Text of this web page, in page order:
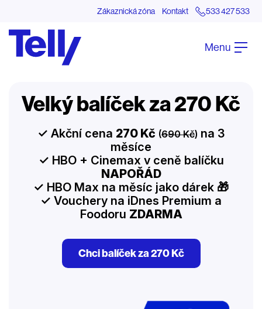
Zákaznická zóna Kontakt 533 427 533
Menu
Velký balíček za 270 Kč
✓ Akční cena 270 Kč (690 Kč) na 3
měsíce
✓ HBO + Cinemax v ceně balíčku
NAPOŘÁD
✓ HBO Max na měsíc jako dárek 🎁
✓ Vouchery na iDnes Premium a
Foodoru ZDARMA
Chci balíček za 270 Kč